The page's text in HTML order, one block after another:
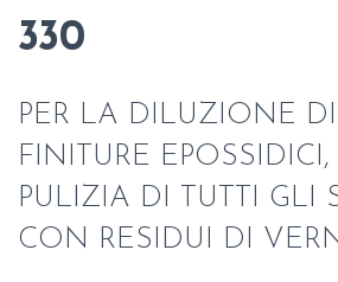
330
PER LA DILUZIONE
FINITURE
PULIZIA DI TUTTI GLI
CON RESIDUI DI